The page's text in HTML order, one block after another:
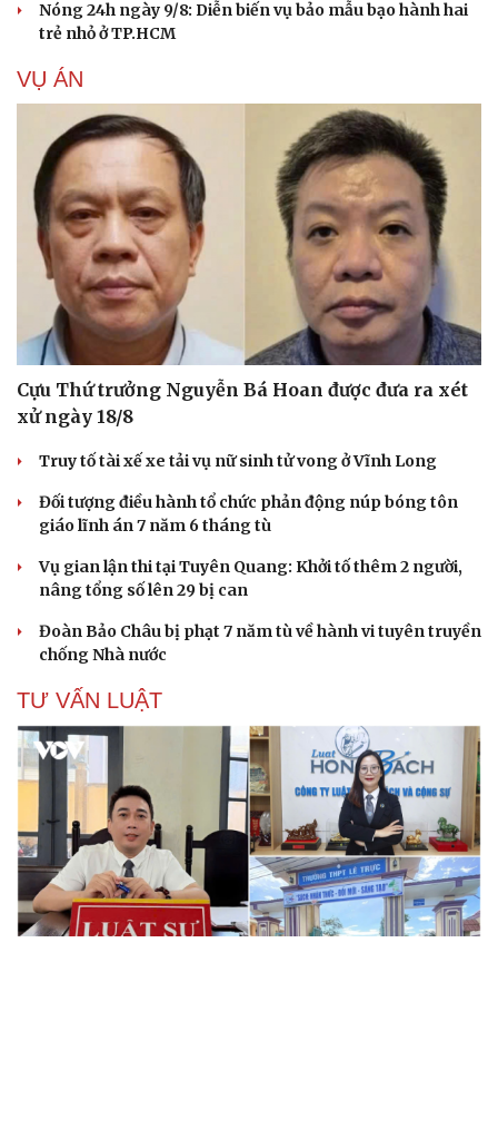
Nóng 24h ngày 9/8: Diễn biến vụ bảo mẫu bạo hành hai
trẻ nhỏ ở TP.HCM
VỤ ÁN
Cựu Thứ trưởng Nguyễn Bá Hoan được đưa ra xét
xử ngày 18/8
Truy tố tài xế xe tải vụ nữ sinh tử vong ở Vĩnh Long
Đối tượng điều hành tổ chức phản động núp bóng tôn
giáo lĩnh án 7 năm 6 tháng tù
Vụ gian lận thi tại Tuyên Quang: Khởi tố thêm 2 người,
nâng tổng số lên 29 bị can
Đoàn Bảo Châu bị phạt 7 năm tù về hành vi tuyên truyền
chống Nhà nước
TƯ VẤN LUẬT